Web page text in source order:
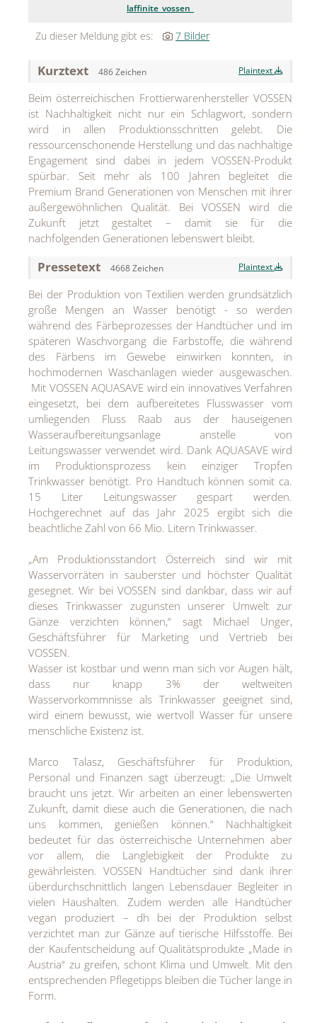
ÜBER
KONTAKT
laffinite_vossen_
Zu dieser Meldung gibt es: 7 Bilder
Kurztext 486 Zeichen Plaintext
Beim österreichischen Frottierwarenhersteller VOSSEN
ist Nachhaltigkeit nicht nur ein Schlagwort, sondern
wird in allen Produktionsschritten gelebt. Die
ressourcenschonende Herstellung und das nachhaltige
Engagement sind dabei in jedem VOSSEN-Produkt
spürbar. Seit mehr als 100 Jahren begleitet die
Premium Brand Generationen von Menschen mit ihrer
außergewöhnlichen Qualität. Bei VOSSEN wird die
Zukunft jetzt gestaltet – damit sie für die
nachfolgenden Generationen lebenswert bleibt.
Pressetext 4668 Zeichen Plaintext
Bei der Produktion von Textilien werden grundsätzlich
große Mengen an Wasser benötigt - so werden
während des Färbeprozesses der Handtücher und im
späteren Waschvorgang die Farbstoffe, die während
des Färbens im Gewebe einwirken konnten, in
hochmodernen Waschanlagen wieder ausgewaschen.
Mit VOSSEN AQUASAVE wird ein innovatives Verfahren
eingesetzt, bei dem aufbereitetes Flusswasser vom
umliegenden Fluss Raab aus der hauseigenen
Wasseraufbereitungsanlage anstelle von
Leitungswasser verwendet wird. Dank AQUASAVE wird
im Produktionsprozess kein einziger Tropfen
Trinkwasser benötigt. Pro Handtuch können somit ca.
15 Liter Leitungswasser gespart werden.
Hochgerechnet auf das Jahr 2025 ergibt sich die
beachtliche Zahl von 66 Mio. Litern Trinkwasser.
„Am Produktionsstandort Österreich sind wir mit
Wasservorräten in sauberster und höchster Qualität
gesegnet. Wir bei VOSSEN sind dankbar, dass wir auf
dieses Trinkwasser zugunsten unserer Umwelt zur
Gänze verzichten können,“ sagt Michael Unger,
Geschäftsführer für Marketing und Vertrieb bei
VOSSEN.
Wasser ist kostbar und wenn man sich vor Augen hält,
dass nur knapp 3% der weltweiten
Wasservorkommnisse als Trinkwasser geeignet sind,
wird einem bewusst, wie wertvoll Wasser für unsere
menschliche Existenz ist.
Marco Talasz, Geschäftsführer für Produktion,
Personal und Finanzen sagt überzeugt: „Die Umwelt
braucht uns jetzt. Wir arbeiten an einer lebenswerten
Zukunft, damit diese auch die Generationen, die nach
uns kommen, genießen können.“ Nachhaltigkeit
bedeutet für das österreichische Unternehmen aber
vor allem, die Langlebigkeit der Produkte zu
gewährleisten. VOSSEN Handtücher sind dank ihrer
überdurchschnittlich langen Lebensdauer Begleiter in
vielen Haushalten. Zudem werden alle Handtücher
vegan produziert – dh bei der Produktion selbst
verzichtet man zur Gänze auf tierische Hilfsstoffe. Bei
der Kaufentscheidung auf Qualitätsprodukte „Made in
Austria“ zu greifen, schont Klima und Umwelt. Mit den
entsprechenden Pflegetipps bleiben die Tücher lange in
Form.